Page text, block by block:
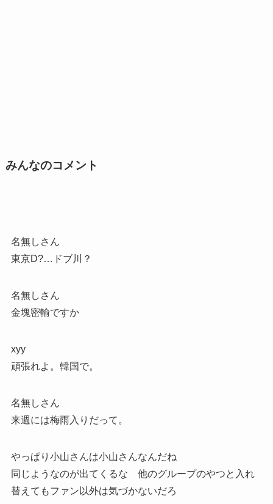
みんなのコメント
名無しさん
東京D?…ドブ川？
名無しさん
金塊密輸ですか
xyy
頑張れよ。韓国で。
名無しさん
来週には梅雨入りだって。
やっぱり小山さんは小山さんなんだね
同じようなのが出てくるな 他のグループのやつと入れ
替えてもファン以外は気づかないだろ